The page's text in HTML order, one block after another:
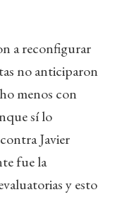
a reconfigurar
no anticiparon
menos con
sí lo
Javier
fue la
y esto